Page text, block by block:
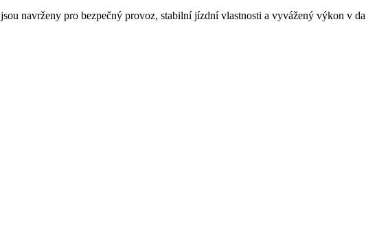
jsou navrženy pro bezpečný provoz, stabilní jízdní vlastnosti a vyvážený výkon v